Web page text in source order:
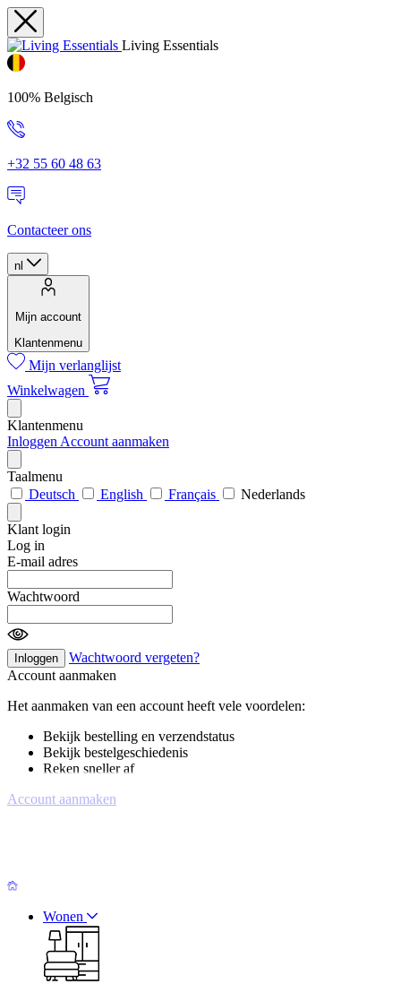
Living Essentials
100% Belgisch
+32 55 60 48 63
Contacteer ons
nl
Mijn account
Klantenmenu
Mijn verlanglijst
Winkelwagen
Klantenmenu
Inloggen Account aanmaken
Taalmenu
Deutsch
English Français Nederlands
Klant login
Log in
E-mail adres
Wachtwoord
Inloggen
Wachtwoord vergeten?
Account aanmaken
Het aanmaken van een account heeft vele voordelen:
Bekijk bestelling en verzendstatus
Bekijk bestelgeschiedenis
Reken sneller af
Account aanmaken
Wonen